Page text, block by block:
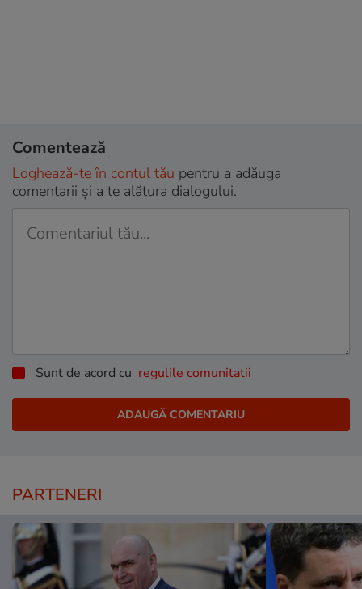
Comentează
Loghează-te în contul tău pentru a adăuga
comentarii și a te alătura dialogului.
Sunt de acord cu regulile comunitatii
PARTENERI